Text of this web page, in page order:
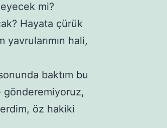
mi?
Hayata çürük
hali,
baktım bu
gönderemiyoruz,
öz hakiki